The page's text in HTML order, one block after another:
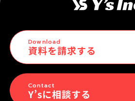
Download
資料を請求する
Contact
Y’sに相談する